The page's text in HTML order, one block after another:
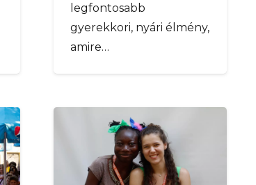
legfontosabb
gyerekkori, nyári élmény,
amire…